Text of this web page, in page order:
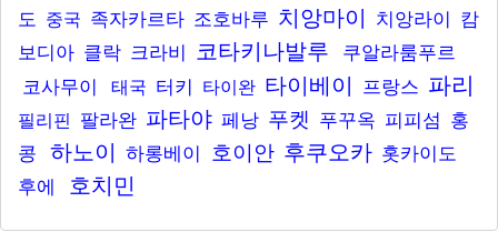
도 중국 족자카르타 조호바루 치앙마이 치앙라이 캄
보디아 클락 크라비 코타키나발루
쿠알라룸푸르
코사무이
태국 터키 타이완 타이베이 프랑스 파리
필리핀 팔라완 파타야 페낭 푸켓 푸꾸옥 피피섬 홍
콩
하노이 하롱베이 호이안 후쿠오카 홋카이도
후에
호치민